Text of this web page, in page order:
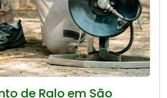
de Ralo em São